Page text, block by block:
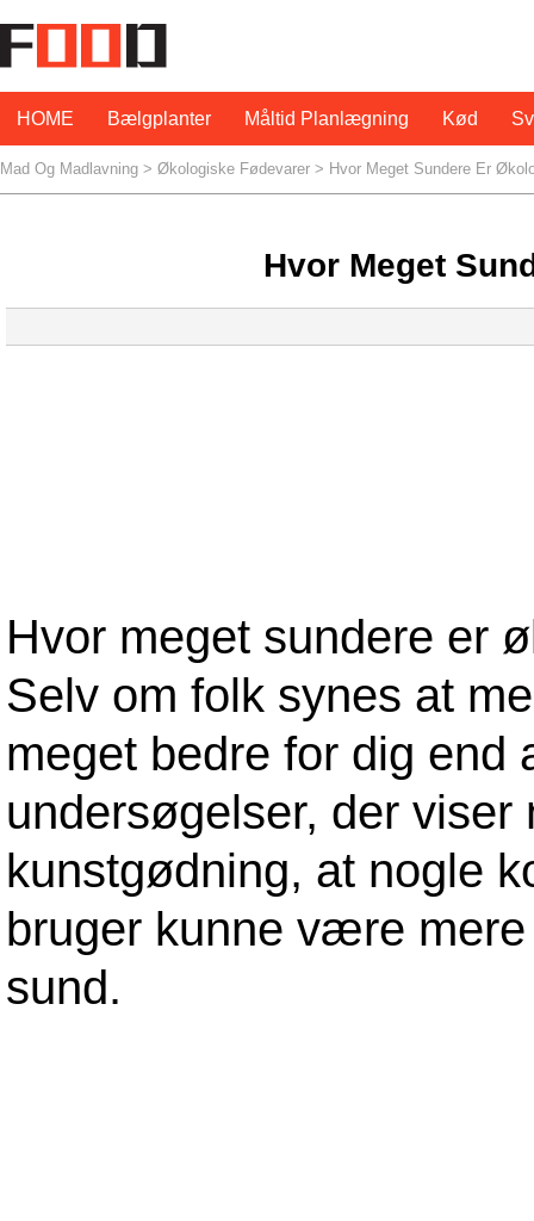
HOME Bælgplanter Måltid Planlægning Kød
Mad Og Madlavning > Økologiske Fødevarer > Hvor Meget Sundere Er
Hvor Meget
Hvor meget sundere er
Selv om folk synes at
meget bedre for dig
undersøgelser, der
kunstgødning, at nogle
bruger kunne være
sund.